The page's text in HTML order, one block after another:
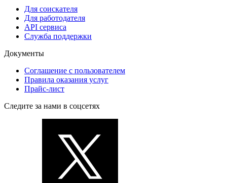
Для соискателя
Для работодателя
API сервиса
Служба поддержки
Документы
Соглашение с пользователем
Правила оказания услуг
Прайс-лист
Следите за нами в соцсетях